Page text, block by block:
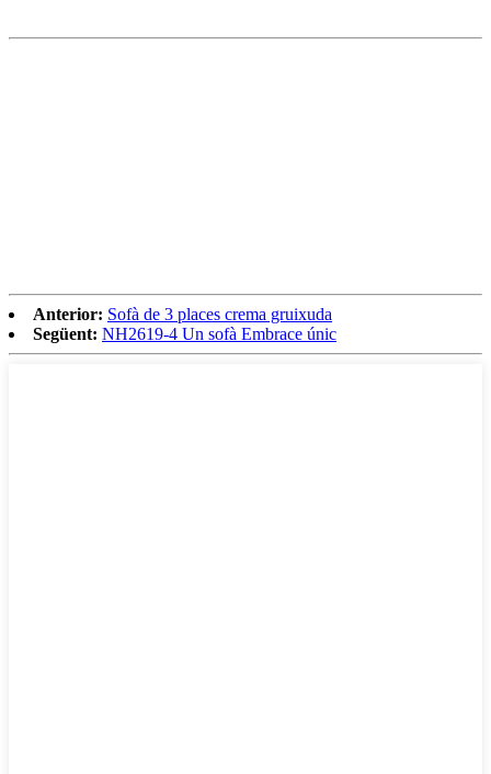
Anterior: Sofà de 3 places crema gruixuda
Següent: NH2619-4 Un sofà Embrace únic